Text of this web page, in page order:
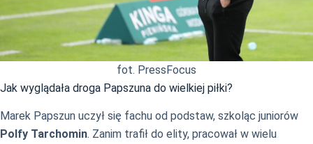
fot. PressFocus
Jak wyglądała droga Papszuna do wielkiej piłki?
Marek Papszun uczył się fachu od podstaw, szkoląc juniorów
Polfy Tarchomin. Zanim trafił do elity, pracował w wielu